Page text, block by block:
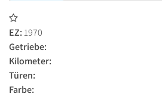
EZ: 1970
Getriebe:
Kilometer:
Türen:
Farbe: